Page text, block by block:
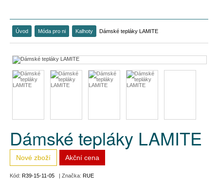
Úvod Móda pro ni Kalhoty Dámské tepláky LAMITE
Dámské tepláky LAMITE
Nové zboží Akční cena
Kód: R39-15-11-05 | Značka: RUE